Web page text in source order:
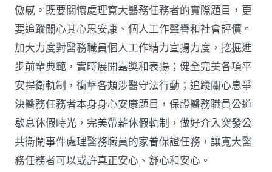
傲感。既要關懷處理寬大醫務任務者的實際題目，更
要追蹤關心其心思安康、個人工作聲譽和社會評價。
加大力度對醫務職員個人工作精力宣揚力度，挖掘進
步前輩典範，實時展開嘉獎和表揚；健全完美各項平
安捍衛軌制，衝擊各類涉醫守法行動；追蹤關心息爭
決醫務任務者本身身心安康題目，保證醫務職員公道
歇息休假時光，完美帶薪休假軌制，做好介入突發公
共衛鬧事件處理醫務職員的家眷保證任務，讓寬大醫
務任務者可以或許真正安心、舒心和安心。